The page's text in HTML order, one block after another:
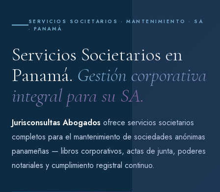
SERVICIOS SOCIETARIOS · MANTENIMIENTO · SA
· PANAMÁ
Servicios Societarios en
Panamá. Gestión corporativa
integral para su SA.
Jurisconsultas Abogados ofrece servicios societarios
completos para el mantenimiento de sociedades anónimas
panameñas — libros corporativos, actas de junta, poderes
notariales y cumplimiento registral continuo.